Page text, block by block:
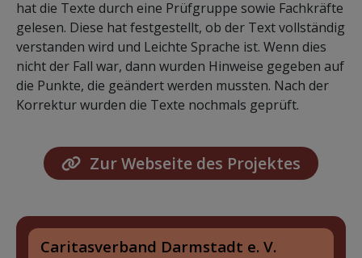
hat die Texte durch eine Prüfgruppe sowie Fachkräfte
gelesen. Diese hat festgestellt, ob der Text vollständig
verstanden wird und Leichte Sprache ist. Wenn dies
nicht der Fall war, dann wurden Hinweise gegeben auf
die Punkte, die geändert werden mussten. Nach der
Korrektur wurden die Texte nochmals geprüft.
Zur Webseite des Projektes
Caritasverband Darmstadt e. V.